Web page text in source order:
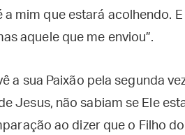
mim que estará acolhendo.
aquele que me enviou”.
a sua Paixão pela segunda
Jesus, não sabiam se Ele
ao dizer que o Filho